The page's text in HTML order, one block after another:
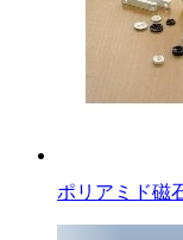
ポリアミド磁